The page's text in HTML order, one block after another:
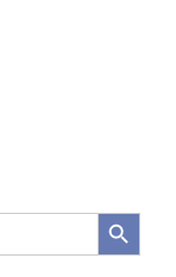
Search Button